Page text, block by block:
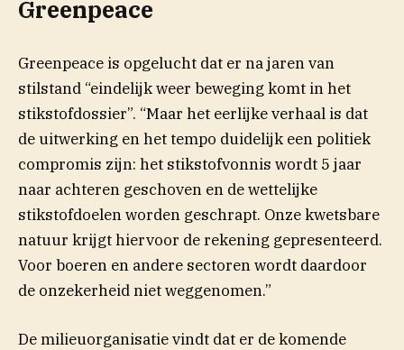
Greenpeace
Greenpeace is opgelucht dat er na jaren van
stilstand “eindelijk weer beweging komt in het
stikstofdossier”. “Maar het eerlijke verhaal is dat
de uitwerking en het tempo duidelijk een politiek
compromis zijn: het stikstofvonnis wordt 5 jaar
naar achteren geschoven en de wettelijke
stikstofdoelen worden geschrapt. Onze kwetsbare
natuur krijgt hiervoor de rekening gepresenteerd.
Voor boeren en andere sectoren wordt daardoor
de onzekerheid niet weggenomen.”
De milieuorganisatie vindt dat er de komende